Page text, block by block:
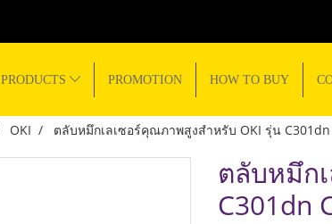
PRODUCTS PROMOTION HOW TO BUY
OKI ตลับหมึกเลเซอร์คุณภาพสูงสำหรับ OKI รุ่น C301dn
ตลับหมึก
C301dn